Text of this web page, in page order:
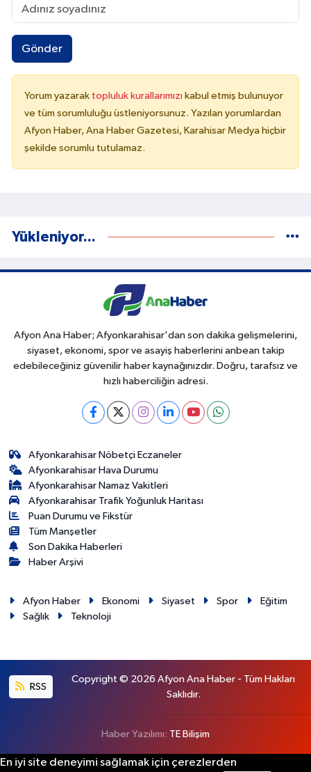
Gönder
Yorum yazarak topluluk kurallarımızı kabul etmiş bulunuyor
ve tüm sorumluluğu üstleniyorsunuz. Yazılan yorumlardan
Afyon Haber, Ana Haber Gazetesi, Karahisar Medya hiçbir
şekilde sorumlu tutulamaz.
Yükleniyor...
Afyon Ana Haber; Afyonkarahisar'dan son dakika gelişmelerini,
siyaset, ekonomi, spor ve asayiş haberlerini anbean takip
edebileceğiniz güvenilir haber kaynağınızdır. Doğru, tarafsız ve
hızlı haberciliğin adresi.
Afyonkarahisar Nöbetçi Eczaneler
Afyonkarahisar Hava Durumu
Afyonkarahisar Namaz Vakitleri
Afyonkarahisar Trafik Yoğunluk Haritası
Puan Durumu ve Fikstür
Tüm Manşetler
Son Dakika Haberleri
Haber Arşivi
Afyon Haber Ekonomi Siyaset Spor
Eğitim
Sağlık
Teknoloji
RSS
Copyright © 2026 Afyon Ana Haber - Tüm Hakları
Saklıdır.
Haber Yazılımı: TE Bilişim
En iyi site deneyimi sağlamak için çerezlerden